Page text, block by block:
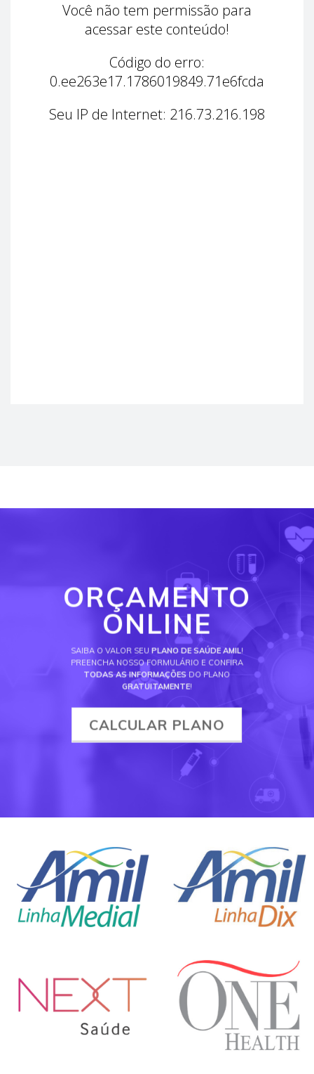
ORÇAMENTO
ONLINE
SAIBA O VALOR SEU PLANO DE SAÚDE AMIL!
PREENCHA NOSSO FORMULÁRIO E CONFIRA
TODAS AS INFORMAÇÕES DO PLANO
GRATUITAMENTE!
CALCULAR PLANO